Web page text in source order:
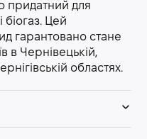
придатний для
Цей
гарантовано стане
в Чернівецькій,
областях.